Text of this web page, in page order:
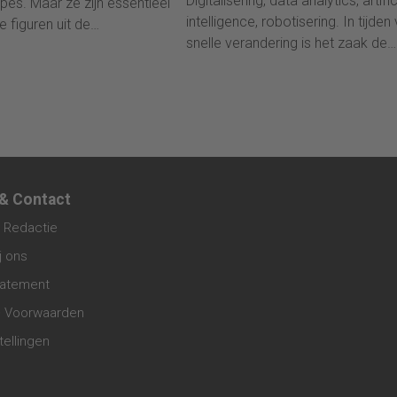
figuren uit de
intelligence, robotisering. In tijden
snelle verandering is het zaak de
Contact
ons